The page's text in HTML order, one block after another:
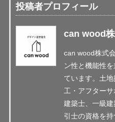
投稿者プロフィール
can wood
can wood株式
ン性と機能性
ています。土
工・アフター
建築士、一級
引士の資格を